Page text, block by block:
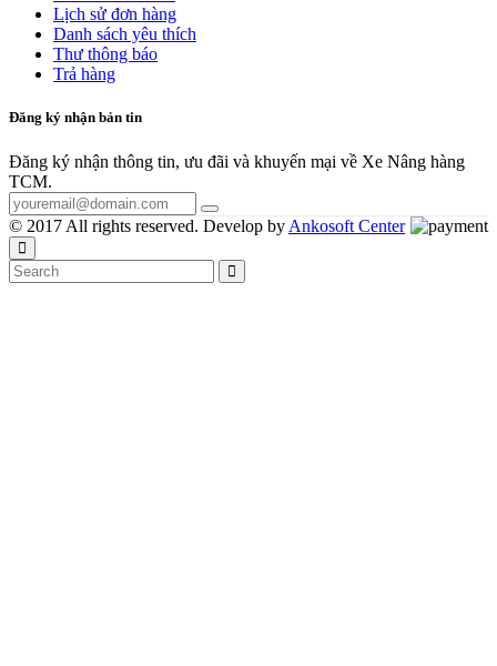
Lịch sử đơn hàng
Danh sách yêu thích
Thư thông báo
Trả hàng
Đăng ký nhận bản tin
Đăng ký nhận thông tin, ưu đãi và khuyến mại về Xe Nâng hàng
TCM.
© 2017 All rights reserved. Develop by Ankosoft Center